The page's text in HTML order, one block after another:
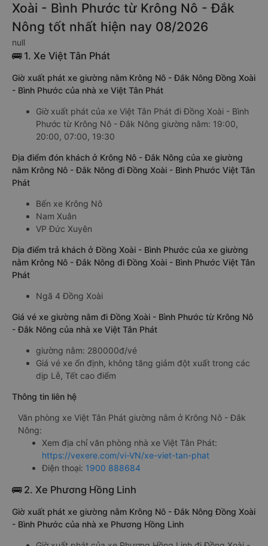
Xoài - Bình Phước từ Krông Nô - Đắk
Nông tốt nhất hiện nay 08/2026
null
🚌 1. Xe Việt Tân Phát
Giờ xuất phát xe giường nằm Krông Nô - Đắk Nông Đồng Xoài
- Bình Phước của nhà xe Việt Tân Phát
Giờ xuất phát của xe Việt Tân Phát đi Đồng Xoài - Bình
Phước từ Krông Nô - Đắk Nông giường nằm: 19:00,
20:00, 07:00, 19:30
Địa điểm đón khách ở Krông Nô - Đắk Nông của xe giường
nằm Krông Nô - Đắk Nông đi Đồng Xoài - Bình Phước Việt Tân
Phát
Bến xe Krông Nô
Nam Xuân
VP Đức Xuyên
Địa điểm trả khách ở Đồng Xoài - Bình Phước của xe giường
nằm Krông Nô - Đắk Nông đi Đồng Xoài - Bình Phước Việt Tân
Phát
Ngã 4 Đồng Xoài
Giá vé xe giường nằm đi Đồng Xoài - Bình Phước từ Krông Nô
- Đắk Nông của nhà xe Việt Tân Phát
giường nằm: 280000đ/vé
Giá vé xe ổn định, không tăng giảm đột xuất trong các
dịp Lễ, Tết cao điểm
Thông tin liên hệ
Văn phòng xe Việt Tân Phát giường nằm ở Krông Nô - Đắk
Nông:
Xem địa chỉ văn phòng nhà xe Việt Tân Phát:
https://vexere.com/vi-VN/xe-viet-tan-phat
Điện thoại: 1900 888684
🚌 2. Xe Phương Hồng Linh
Giờ xuất phát xe giường nằm Krông Nô - Đắk Nông Đồng Xoài
- Bình Phước của nhà xe Phương Hồng Linh